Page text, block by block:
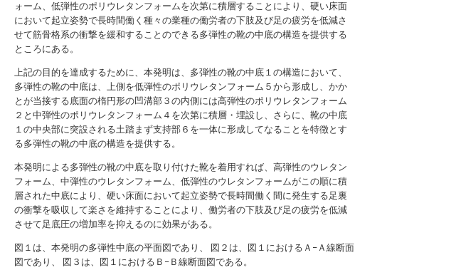
ォーム、低弾性のポリウレタンフォームを次第に積層することにより、硬い床面
において起立姿勢で長時間働く種々の業種の働労者の下肢及び足の疲労を低減さ
せて筋骨格系の衝撃を緩和することのできる多弾性の靴の中底の構造を提供する
ところにある。
上記の目的を達成するために、本発明は、多弾性の靴の中底１の構造において、
多弾性の靴の中底は、上側を低弾性のポリウレタンフォーム５から形成し、かか
とが当接する底面の楕円形の凹溝部３の内側には高弾性のポリウレタンフォーム
２と中弾性のポリウレタンフォーム４を次第に積層・埋設し、さらに、靴の中底
１の中央部に突設される土踏まず支持部６を一体に形成してなることを特徴とす
る多弾性の靴の中底の構造を提供する。
本発明による多弾性の靴の中底を取り付けた靴を着用すれば、高弾性のウレタン
フォーム、中弾性のウレタンフォーム、低弾性のウレタンフォームがこの順に積
層された中底により、硬い床面において起立姿勢で長時間働く間に発生する足裏
の衝撃を吸収して楽さを維持することにより、働労者の下肢及び足の疲労を低減
させて足底圧の増加率を抑えるのに効果がある。
図１は、本発明の多弾性中底の平面図であり、
図２は、図１におけるＡ−Ａ線断面
図であり、
図３は、図１におけるＢ−Ｂ線断面図である。